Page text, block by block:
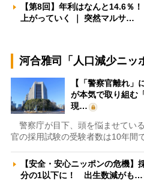
【第8回】年利はなんと14.6％
上がっていく ｜ 突然マルサ…
河合雅司「人口減少ニッ
【「警察官離れ」
が本気で取り組む
現…
警察庁が目下、頭を悩ませてい
官の採用試験の受験者数は10年間
【安全・安心ニッポンの危機
分の1以下に！ 出生数減がも…